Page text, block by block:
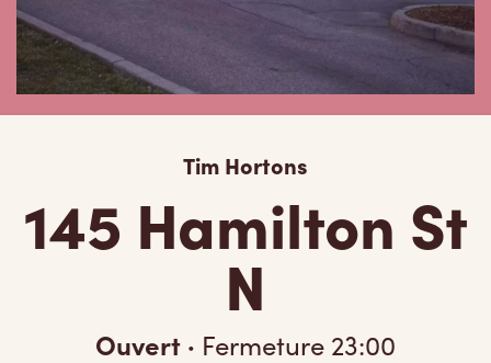
Tim Hortons
145 Hamilton St
N
Ouvert · Fermeture 23:00